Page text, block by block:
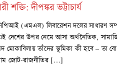
শক্তি: দীপঙ্কর ভট্টাচার্য
(এমএল) লিবারেশন দলের সাধারণ
দেশের উপর নেমে আসা অর্থনৈতিক,
তাঁদের ভূমিকা কী হবে – তা
জোট-রাজনীতির […]